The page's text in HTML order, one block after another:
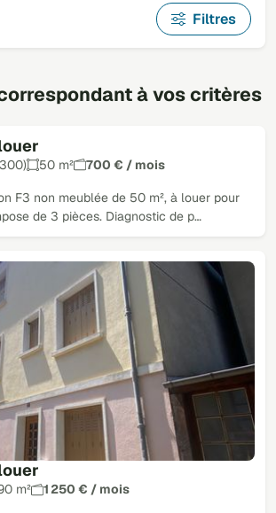
Filtres
à vos critères
50 m² 700 € / mois
F3 non meublée de 50 m², à louer pour
de 3 pièces. Diagnostic de p…
m² 1 250 € / mois